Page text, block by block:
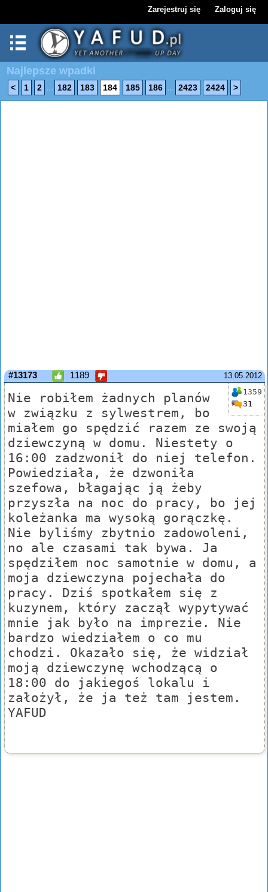
Zarejestruj się Zaloguj się
Najlepsze wpadki
< 1 2 ... 182 183 184 185 186 ... 2423 2424 >
13.05.2012
#13173 1189
1359
31
Nie robiłem żadnych planów
w związku z sylwestrem, bo
miałem go spędzić razem ze swoją
dziewczyną w domu. Niestety o
16:00 zadzwonił do niej telefon.
Powiedziała, że dzwoniła
szefowa, błagając ją żeby
przyszła na noc do pracy, bo jej
koleżanka ma wysoką gorączkę.
Nie byliśmy zbytnio zadowoleni,
no ale czasami tak bywa. Ja
spędziłem noc samotnie w domu, a
moja dziewczyna pojechała do
pracy. Dziś spotkałem się z
kuzynem, który zaczął wypytywać
mnie jak było na imprezie. Nie
bardzo wiedziałem o co mu
chodzi. Okazało się, że widział
moją dziewczynę wchodzącą o
18:00 do jakiegoś lokalu i
założył, że ja też tam jestem.
YAFUD